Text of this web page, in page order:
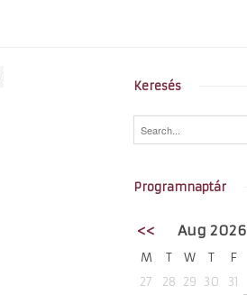
Keresés
Programnaptár
<< Aug 2026
M T W T F
27
28 29 30 31